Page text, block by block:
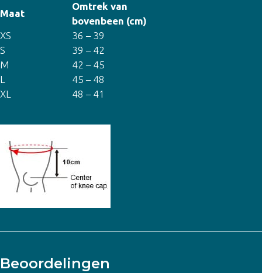
Maat
Omtrek van
bovenbeen (cm)
XS
36 – 39
S
39 – 42
M
42 – 45
L
45 – 48
XL
48 – 41
Beoordelingen